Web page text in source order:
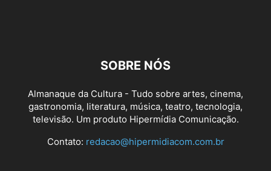
SOBRE NÓS
Almanaque da Cultura - Tudo sobre artes, cinema,
gastronomia, literatura, música, teatro, tecnologia,
televisão. Um produto Hipermídia Comunicação.
Contato: redacao@hipermidiacom.com.br